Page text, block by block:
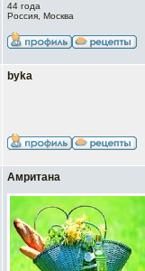
44 года
Россия, Москва
byka
Амритана